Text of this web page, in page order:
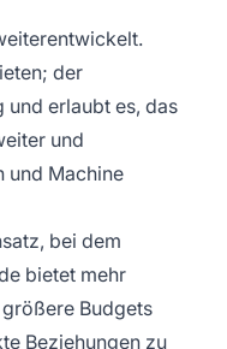
der
erlaubt es, das
und
und Machine
bei dem
bietet mehr
Budgets
Beziehungen zu